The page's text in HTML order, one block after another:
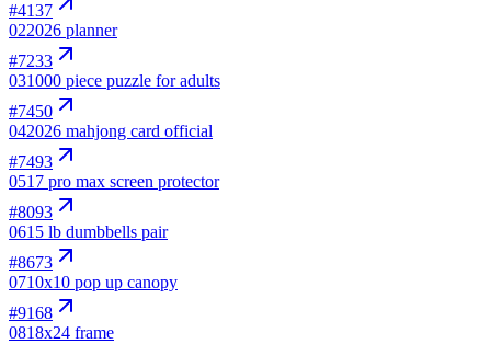
#4137
022026 planner
#7233
031000 piece puzzle for adults
#7450
042026 mahjong card official
#7493
0517 pro max screen protector
#8093
0615 lb dumbbells pair
#8673
0710x10 pop up canopy
#9168
0818x24 frame